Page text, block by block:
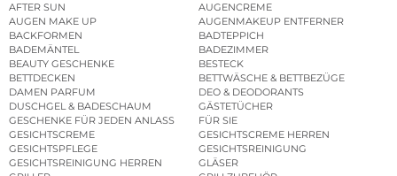
AFTER SUN
AUGENCREME
AUGEN MAKE UP
AUGENMAKEUP ENTFERNER
BACKFORMEN
BADTEPPICH
BADEMÄNTEL
BADEZIMMER
BEAUTY GESCHENKE
BESTECK
BETTDECKEN
BETTWÄSCHE & BETTBEZÜGE
DAMEN PARFUM
DEO & DEODORANTS
DUSCHGEL & BADESCHAUM
GÄSTETÜCHER
GESCHENKE FÜR JEDEN ANLASS
FÜR SIE
GESICHTSCREME
GESICHTSCREME HERREN
GESICHTSPFLEGE
GESICHTSREINIGUNG
GESICHTSREINIGUNG HERREN
GLÄSER